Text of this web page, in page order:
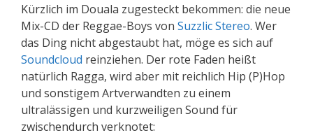
Kürzlich im Douala zugesteckt bekommen: die neue
Mix-CD der Reggae-Boys von Suzzlic Stereo. Wer
das Ding nicht abgestaubt hat, möge es sich auf
Soundcloud reinziehen. Der rote Faden heißt
natürlich Ragga, wird aber mit reichlich Hip (P)Hop
und sonstigem Artverwandten zu einem
ultralässigen und kurzweiligen Sound für
zwischendurch verknotet: